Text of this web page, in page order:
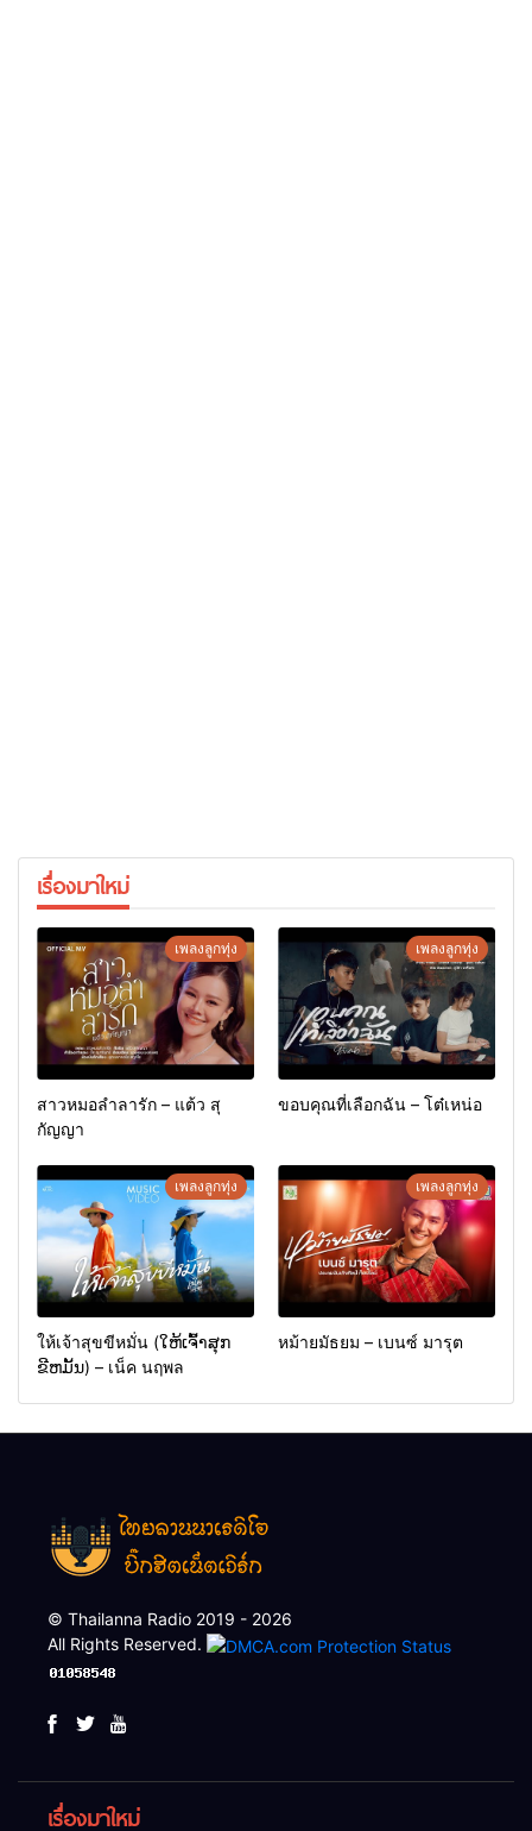
เรื่องมาใหม่
เพลงลูกทุ่ง
สาวหมอลำลารัก – แต้ว สุ
กัญญา
เพลงลูกทุ่ง
ขอบคุณที่เลือกฉัน – โต๋เหน่อ
เพลงลูกทุ่ง
ให้เจ้าสุขขีหมั่น (ໃຫ້ເຈົ້າສຸກ
ຂີຫມັ້ນ) – เน็ค นฤพล
เพลงลูกทุ่ง
หม้ายมัธยม – เบนซ์ มารุต
© Thailanna Radio 2019 - 2026
All Rights Reserved.
เรื่องมาใหม่